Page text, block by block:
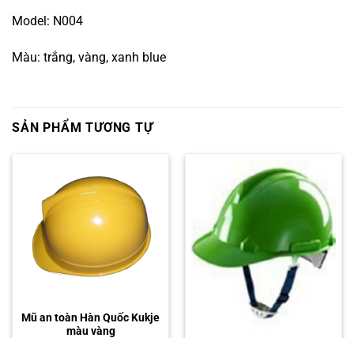
Model: N004
Màu: trắng, vàng, xanh blue
SẢN PHẨM TƯƠNG TỰ
Mũ an toàn Hàn Quốc Kukje
màu vàng